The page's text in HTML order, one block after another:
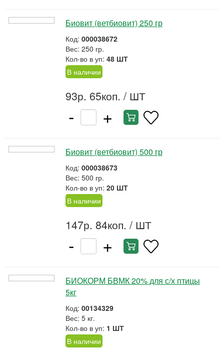
Биовит (ветбиовит) 250 гр
Код: 000038672
Вес: 250 гр.
Кол-во в уп: 48 ШТ
В наличии
93р. 65коп. / ШТ
- +
Биовит (ветбиовит) 500 гр
Код: 000038673
Вес: 500 гр.
Кол-во в уп: 20 ШТ
В наличии
147р. 84коп. / ШТ
- +
БИОКОРМ БВМК 20% для с/х птицы
5кг
Код: 00134329
Вес: 5 кг.
Кол-во в уп: 1 ШТ
В наличии